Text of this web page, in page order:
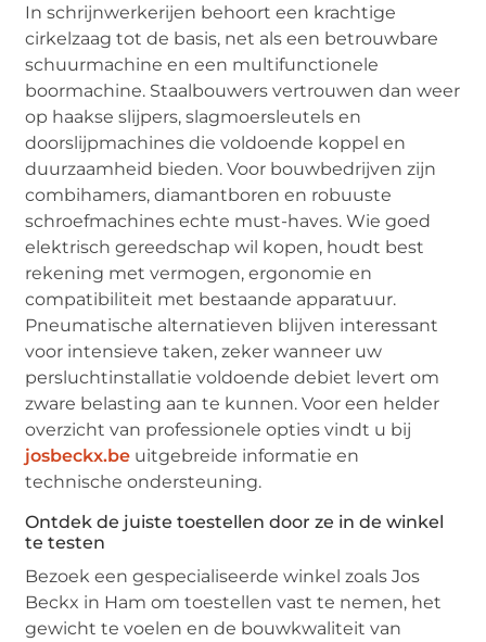
In schrijnwerkerijen behoort een krachtige
cirkelzaag tot de basis, net als een betrouwbare
schuurmachine en een multifunctionele
boormachine. Staalbouwers vertrouwen dan weer
op haakse slijpers, slagmoersleutels en
doorslijpmachines die voldoende koppel en
duurzaamheid bieden. Voor bouwbedrijven zijn
combihamers, diamantboren en robuuste
schroefmachines echte must-haves. Wie goed
elektrisch gereedschap wil kopen, houdt best
rekening met vermogen, ergonomie en
compatibiliteit met bestaande apparatuur.
Pneumatische alternatieven blijven interessant
voor intensieve taken, zeker wanneer uw
persluchtinstallatie voldoende debiet levert om
zware belasting aan te kunnen. Voor een helder
overzicht van professionele opties vindt u bij
josbeckx.be uitgebreide informatie en
technische ondersteuning.
Ontdek de juiste toestellen door ze in de winkel
te testen
Bezoek een gespecialiseerde winkel zoals Jos
Beckx in Ham om toestellen vast te nemen, het
gewicht te voelen en de bouwkwaliteit van